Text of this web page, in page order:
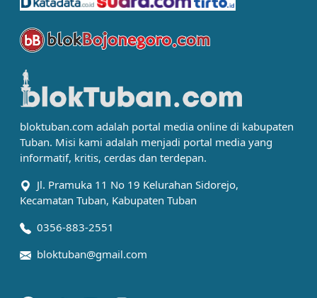
bloktuban.com adalah portal media online di kabupaten
Tuban. Misi kami adalah menjadi portal media yang
informatif, kritis, cerdas dan terdepan.
Jl. Pramuka 11 No 19 Kelurahan Sidorejo,
Kecamatan Tuban, Kabupaten Tuban
0356-883-2551
bloktuban@gmail.com